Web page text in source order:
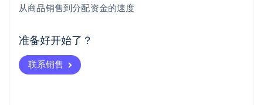
从商品销售到分配资金的速度
准备好开始了？
联系销售
爱尔兰
爱沙尼亚
English
奥地利
Deutsch English